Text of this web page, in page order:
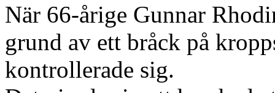
När 66-årige Gunnar
grund av ett bråck på
kontrollerade sig.